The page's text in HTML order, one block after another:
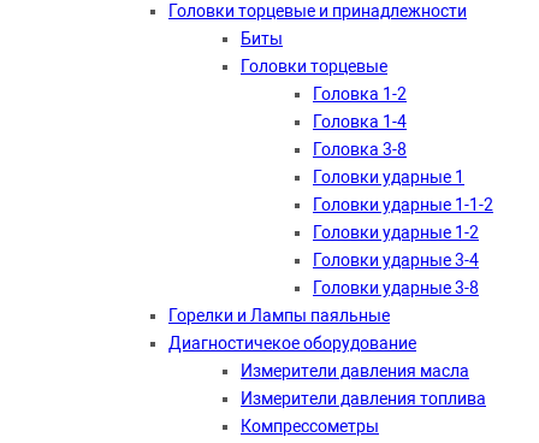
Головки торцевые и принадлежности
Биты
Головки торцевые
Головка 1-2
Головка 1-4
Головка 3-8
Головки ударные 1
Головки ударные 1-1-2
Головки ударные 1-2
Головки ударные 3-4
Головки ударные 3-8
Горелки и Лампы паяльные
Диагностичекое оборудование
Измерители давления масла
Измерители давления топлива
Компрессометры